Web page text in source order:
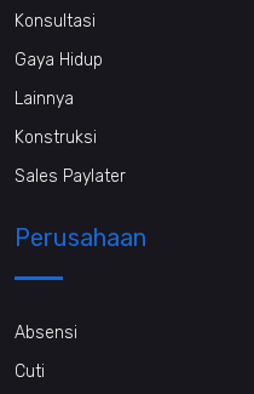
Konsultasi
Gaya Hidup
Lainnya
Konstruksi
Sales Paylater
Perusahaan
Absensi
Cuti